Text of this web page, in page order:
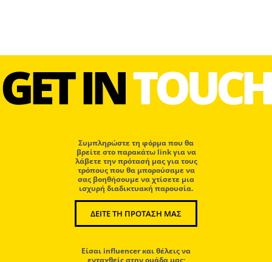
GET INTOUCH
Συμπληρώστε τη φόρμα που θα
βρείτε στο παρακάτω link για να
λάβετε την πρότασή μας για τους
τρόπους που θα μπορούσαμε να
σας βοηθήσουμε να χτίσετε μια
ισχυρή διαδικτυακή παρουσία.
ΔΕΙΤΕ ΤΗ ΠΡΟΤΑΣΗ ΜΑΣ
Eίσαι influencer και θέλεις να